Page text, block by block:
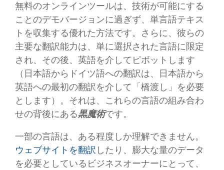
無料のオンラインツールは、技術が可能にする
ことのデモバージョンに過ぎず、単言語テキス
トを収集する優れた方法です。さらに、彼らの
主要な翻訳能力は、単に選択された言語に限定
され、その後、英語を介してピボットします
（日本語からドイツ語への翻訳は、日本語から
英語への最初の翻訳を介して「橋渡し」を必要
とします）。それは、これらの言語の組み合わ
せの背後にある黒魔術です。
一部の言語は、ある程度しか理解できません。
ウェブサイトを翻訳 したり、膨大な量のデータ
を必要としているビジネスオーナーにとって、